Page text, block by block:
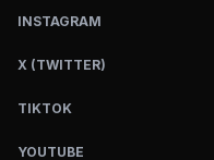
INSTAGRAM
X (TWITTER)
TIKTOK
YOUTUBE